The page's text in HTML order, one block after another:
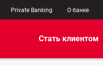
Private Banking О банке
Стать клиентом